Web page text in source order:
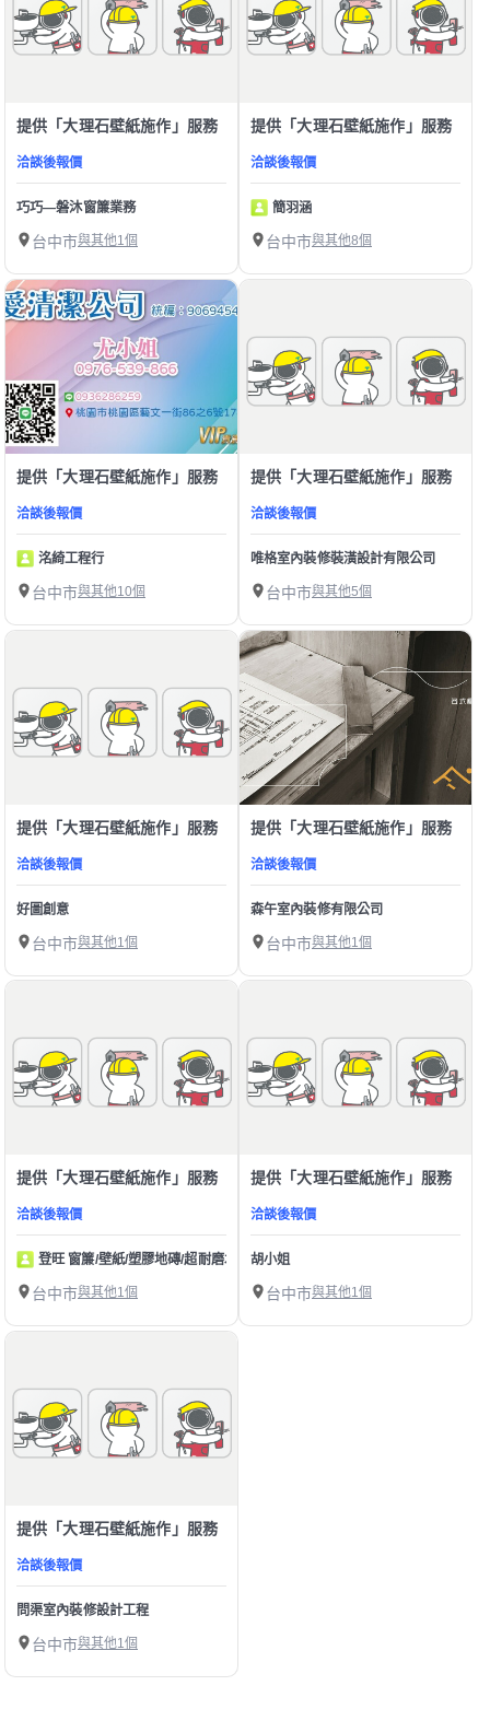
提供「大理石壁紙施作」服務
洽談後報價
巧巧—磐沐窗簾業務
台中市與其他1個
提供「大理石壁紙施作」服務
洽談後報價
簡羽涵
台中市與其他8個
提供「大理石壁紙施作」服務
洽談後報價
洺綺工程行
台中市與其他10個
提供「大理石壁紙施作」服務
洽談後報價
唯格室內裝修裝潢設計有限公司
台中市與其他5個
提供「大理石壁紙施作」服務
洽談後報價
好圖創意
台中市與其他1個
提供「大理石壁紙施作」服務
洽談後報價
森午室內裝修有限公司
台中市與其他1個
提供「大理石壁紙施作」服務
洽談後報價
登旺 窗簾/壁紙/塑膠地磚/超耐磨木地板/皮革崩布
台中市與其他1個
提供「大理石壁紙施作」服務
洽談後報價
胡小姐
台中市與其他1個
提供「大理石壁紙施作」服務
洽談後報價
問渠室內裝修設計工程
台中市與其他1個